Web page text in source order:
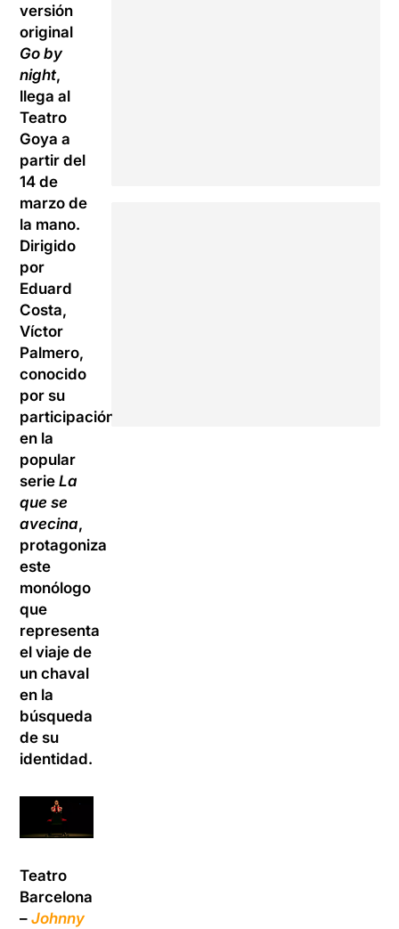
versión
original
Go by
night,
llega al
Teatro
Goya a
partir del
14 de
marzo de
la mano.
Dirigido
por
Eduard
Costa,
Víctor
Palmero,
conocido
por su
participación
en la
popular
serieLa
que se
avecina,
protagoniza
este
monólogo
que
representa
el viaje de
un chaval
en la
búsqueda
de su
identidad.
Teatro
Barcelona
–Johnny